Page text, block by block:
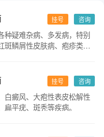
咨询
挂号
种疑难杂病、多发病，特别
斑鳞屑性皮肤病、疱疹类皮
咨询
挂号
白癜风、大疱性表皮松解性
平疣、斑秃等疾病。